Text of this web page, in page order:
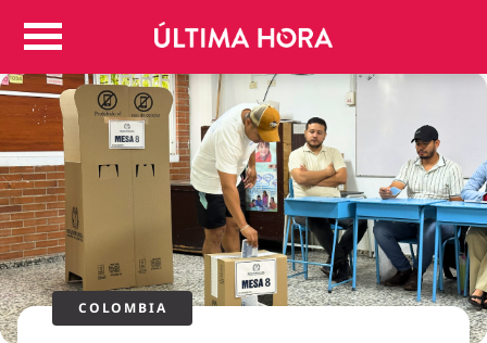
Colombia
Judicial
Politica
Regiones
Deportes
Positivas
Entretenimiento
Vida
Mundo
COLOMBIA